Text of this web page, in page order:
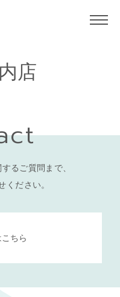
店
るご質問まで、
ください。
ちら